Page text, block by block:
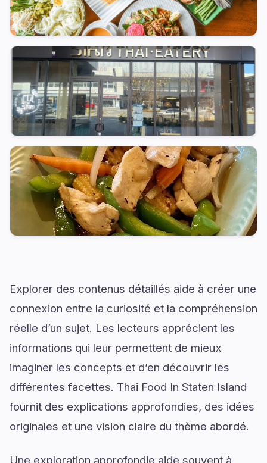
Explorer des contenus détaillés aide à créer une
connexion entre la curiosité et la compréhension
réelle d’un sujet. Les lecteurs apprécient les
informations qui leur permettent de mieux
imaginer les concepts et d’en découvrir les
différentes facettes. Thai Food In Staten Island
fournit des explications approfondies, des idées
originales et une vision claire du thème abordé.
Une exploration approfondie aide souvent à